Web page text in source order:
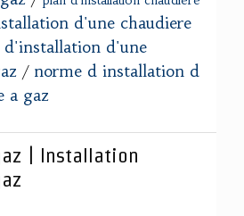
d'une chaudiere
d'installation d'une
/ norme d installation d
a gaz
| Installation